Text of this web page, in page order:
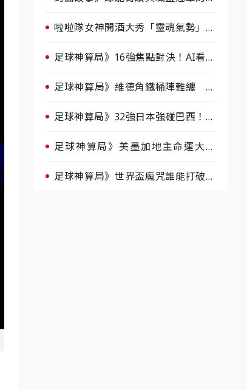
事》大談「心酸創業學」
啦啦隊女神開酒大秀「靈魂氣勢」！
大過招
足球神算局》16強焦點對決！AI看好
足球神算局》維德角鐵桶陣難纏 阿
足球神算局》32強日本強碰巴西！AI
爆冷
足球神算局》美墨加地主命運大解
足球神算局》世界盃魔咒誰能打破？